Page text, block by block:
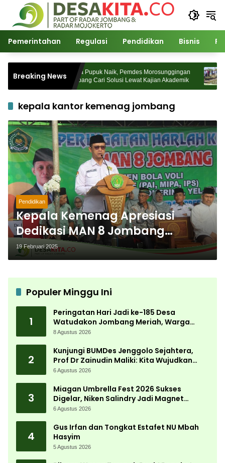
Langsung
konten
Pemerintahan Regulasi Pendidikan Bisnis
Breaking NewsHarga Pupuk Naik, Pemdes Morosunggingan
Jombang Cari Solusi Lewat Kajian Akademik
Dr
kepala kantor kemenag jombang
Pendidikan
Kepala Kemenag Apresiasi
Dedikasi MAN 8 Jombang
Lahirkan Generasi Unggul
19 Februari 2025
Populer Minggu Ini
1
Peringatan Hari Jadi ke-185 Desa
Watudakon Jombang Meriah, Warga
Tumpek Blek Padati Karnaval Budaya
8 Agustus 2026
2
Kunjungi BUMDes Jenggolo Sejahtera,
Prof Dr Zainudin Maliki: Kita Wujudkan
Kemandirian Ekonomi dengan Potensi
6 Agustus 2026
3
Miagan Umbrella Fest 2026 Sukses
Digelar, Niken Salindry Jadi Magnet
Ribuan Pengunjung
6 Agustus 2026
4
Gus Irfan dan Tongkat Estafet NU Mbah
Hasyim
5 Agustus 2026